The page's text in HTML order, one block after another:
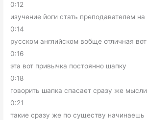
0:12
изучение йоги стать преподавателем на
0:14
русском английском вобще отличная вот
0:16
эта вот привычка постоянно шапку
0:18
говорить шапка спасает сразу же мысли
0:21
такие сразу же по существу начинаешь